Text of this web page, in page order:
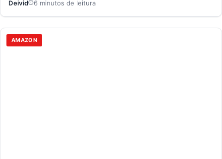
Deivid 6 minutos de leitura
AMAZON